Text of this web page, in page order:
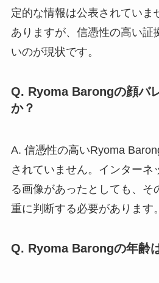
定的な情報は公表されていま
ありますが、信憑性の高い証
いのが現状です。
Q. Ryoma Barongの顔バ
か？
A. 信憑性の高いRyoma
されていません。インターネ
る画像があったとしても、そ
重に判断する必要があります。
Q. Ryoma Barongの年齢